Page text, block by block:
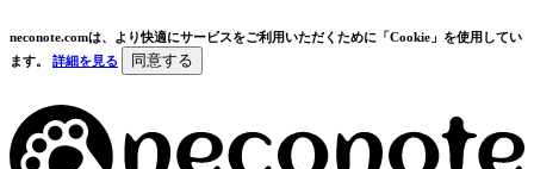
neconote.comは、より快適にサービスをご利用いただくために「Cookie」を使用してい
ます。 詳細を見る 同意する